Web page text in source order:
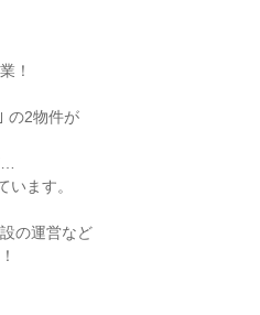
！
の2物件が
います。
の運営など